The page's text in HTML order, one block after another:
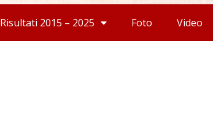
Risultati 2015 – 2025 Foto Video